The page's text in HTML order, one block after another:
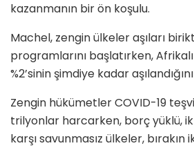
kazanmanın bir ön koşulu.
Machel, zengin ülkeler aşıları
programlarını başlatırken,
%2’sinin şimdiye kadar
Zengin hükümetler COVID-19
trilyonlar harcarken, borç yüklü,
karşı savunmasız ülkeler,